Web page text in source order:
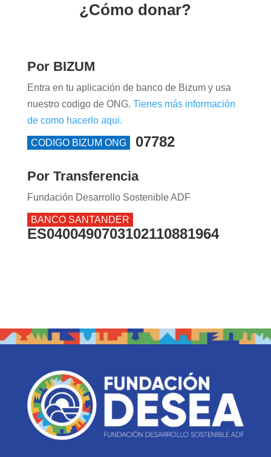
¿Cómo donar?
Por BIZUM
Entra en tu aplicación de banco de Bizum y usa
nuestro codigo de ONG. Tienes más información
de como hacerlo aqui.
CODIGO BIZUM ONG 07782
Por Transferencia
Fundación Desarrollo Sostenible ADF
BANCO SANTANDER
ES0400490703102110881964